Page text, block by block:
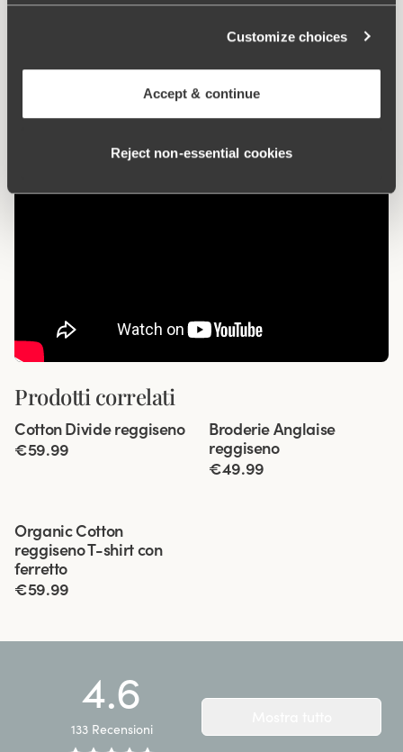
Customize choices
Accept & continue
Reject non‑essential cookies
Prodotti correlati
Viewing image 1 of 5
Cotton Divide reggiseno
€59.99
Viewing image 1 of 5
Broderie Anglaise
reggiseno
€49.99
Viewing image 1 of 4
Organic Cotton
reggiseno T-shirt con
ferretto
€59.99
4.6
133 Recensioni